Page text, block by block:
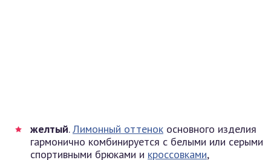
желтый.Лимонный оттенок основного изделия
гармонично комбинируется с белыми или серыми
спортивными брюками и кроссовками,